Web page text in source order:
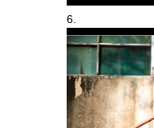
6.